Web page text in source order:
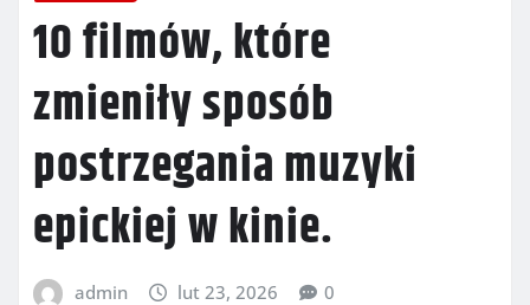
10 filmów, które
zmieniły sposób
postrzegania muzyki
epickiej w kinie.
admin lut 23, 2026 0